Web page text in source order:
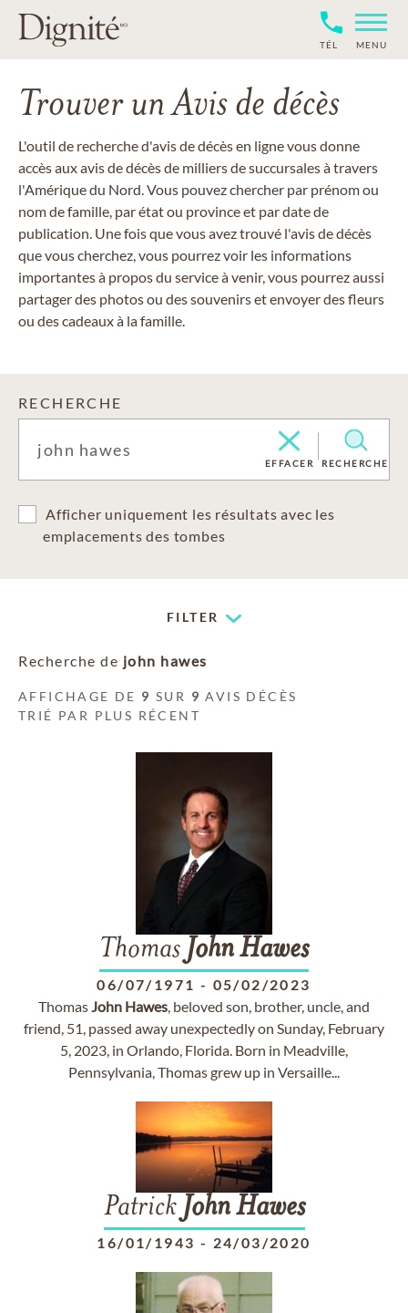
TÉL MENU
Trouver un Avis de décès
L'outil de recherche d'avis de décès en ligne vous donne
accès aux avis de décès de milliers de succursales à travers
l'Amérique du Nord. Vous pouvez chercher par prénom ou
nom de famille, par état ou province et par date de
publication. Une fois que vous avez trouvé l'avis de décès
que vous cherchez, vous pourrez voir les informations
importantes à propos du service à venir, vous pourrez aussi
partager des photos ou des souvenirs et envoyer des fleurs
ou des cadeaux à la famille.
RECHERCHE
EFFACER RECHERCHE
Afficher uniquement les résultats avec les
emplacements des tombes
FILTER
Recherche de john hawes
AFFICHAGE DE 9 SUR 9 AVIS DÉCÈS
TRIÉ PAR PLUS RÉCENT
Thomas JohnHawes
06/07/1971 - 05/02/2023
ThomasJohn Hawes, beloved son, brother, uncle, and
friend, 51, passed away unexpectedly on Sunday, February
5, 2023, in Orlando, Florida. Born in Meadville,
Pennsylvania, Thomas grew up in Versaille...
Patrick John Hawes
16/01/1943 - 24/03/2020